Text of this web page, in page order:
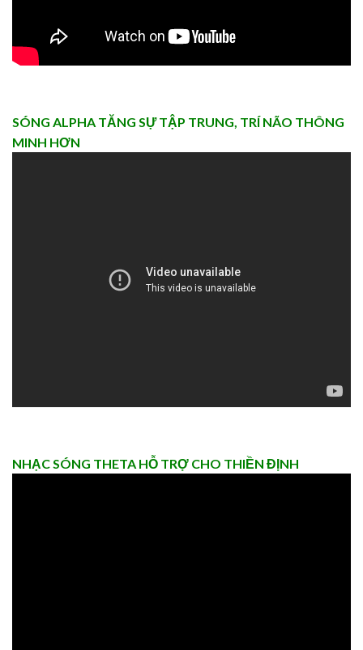
SÓNG ALPHA TĂNG SỰ TẬP TRUNG, TRÍ NÃO THÔNG
MINH HƠN
NHẠC SÓNG THETA HỖ TRỢ CHO THIỀN ĐỊNH